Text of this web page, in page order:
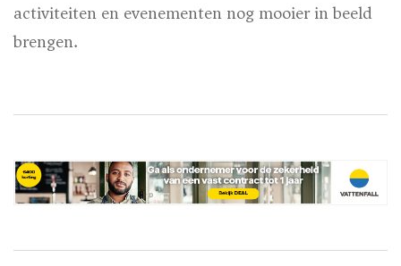
activiteiten en evenementen nog mooier in beeld
brengen.